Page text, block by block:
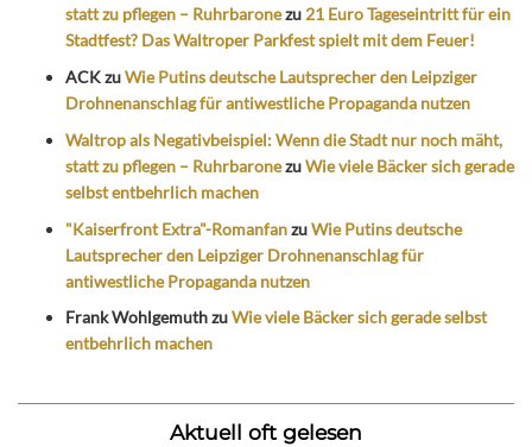
statt zu pflegen – Ruhrbaronezu 21 Euro Tageseintritt für ein
Stadtfest? Das Waltroper Parkfest spielt mit dem Feuer!
ACKzuWie Putins deutsche Lautsprecher den Leipziger
Drohnenanschlag für antiwestliche Propaganda nutzen
Waltrop als Negativbeispiel: Wenn die Stadt nur noch mäht,
statt zu pflegen – RuhrbaronezuWie viele Bäcker sich gerade
selbst entbehrlich machen
"Kaiserfront Extra"-RomanfanzuWie Putins deutsche
Lautsprecher den Leipziger Drohnenanschlag für
antiwestliche Propaganda nutzen
Frank WohlgemuthzuWie viele Bäcker sich gerade selbst
entbehrlich machen
Aktuell oft gelesen